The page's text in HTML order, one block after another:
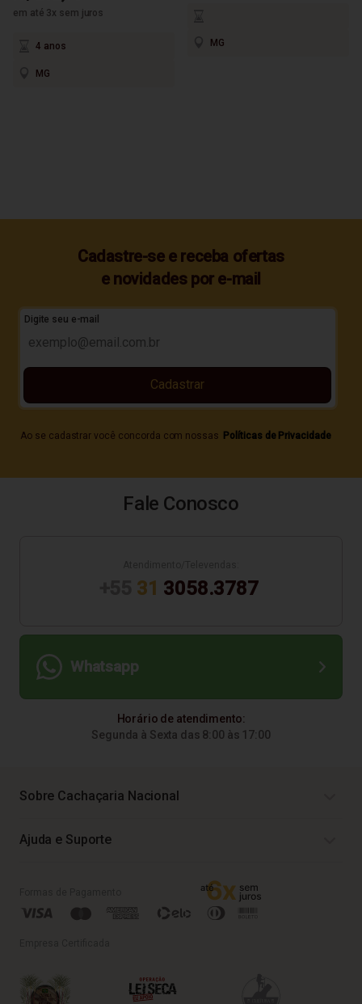
em até 3x sem juros
4 anos
MG
MG
Cadastre-se e receba ofertas
e novidades por e-mail
Digite seu e-mail
Ao se cadastrar você concorda com nossas Políticas de Privacidade
Cadastrar
Fale Conosco
31 3058.3787
Whatsapp
Horário de atendimento:
Segunda à Sexta das 8:00 às 17:00
Sobre Cachaçaria Nacional
Ajuda e Suporte